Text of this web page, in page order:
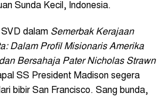
Sunda Kecil, Indonesia.
dalam Semerbak Kerajaan
Dalam Profil Misionaris Amerika
Bersahaja Pater Nicholas Strawn
SS President Madison segera
bibir San Francisco. Sang bunda,